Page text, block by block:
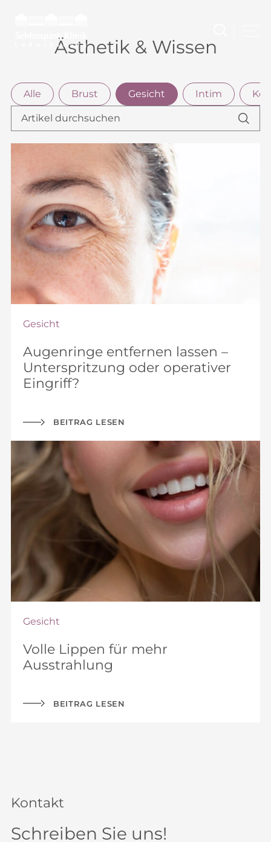
Ästhetik & Wissen
Alle Brust Gesicht Intim
Gesicht
Augenringe entfernen lassen –
Unterspritzung oder operativer
Eingriff?
BEITRAG LESEN
Gesicht
Volle Lippen für mehr
Ausstrahlung
BEITRAG LESEN
Kontakt
Schreiben Sie uns!